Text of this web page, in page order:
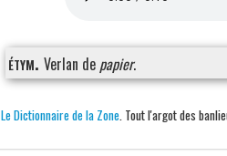
étym. Verlan de papier.
Le Dictionnaire de la Zone. Tout l'argot des